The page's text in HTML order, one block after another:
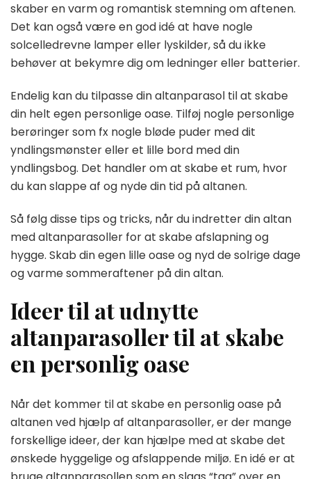
skaber en varm og romantisk stemning om aftenen.
Det kan også være en god idé at have nogle
solcelledrevne lamper eller lyskilder, så du ikke
behøver at bekymre dig om ledninger eller batterier.
Endelig kan du tilpasse din altanparasol til at skabe
din helt egen personlige oase. Tilføj nogle personlige
berøringer som fx nogle bløde puder med dit
yndlingsmønster eller et lille bord med din
yndlingsbog. Det handler om at skabe et rum, hvor
du kan slappe af og nyde din tid på altanen.
Så følg disse tips og tricks, når du indretter din altan
med altanparasoller for at skabe afslapning og
hygge. Skab din egen lille oase og nyd de solrige dage
og varme sommeraftener på din altan.
Ideer til at udnytte
altanparasoller til at skabe
en personlig oase
Når det kommer til at skabe en personlig oase på
altanen ved hjælp af altanparasoller, er der mange
forskellige ideer, der kan hjælpe med at skabe det
ønskede hyggelige og afslappende miljø. En idé er at